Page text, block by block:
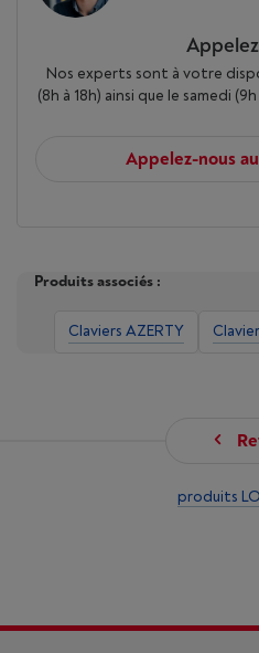
Nos experts sont à votre
(8h à 18h) ainsi que le samedi
Appelez-nous
Produits associés :
Claviers AZERTY
produits